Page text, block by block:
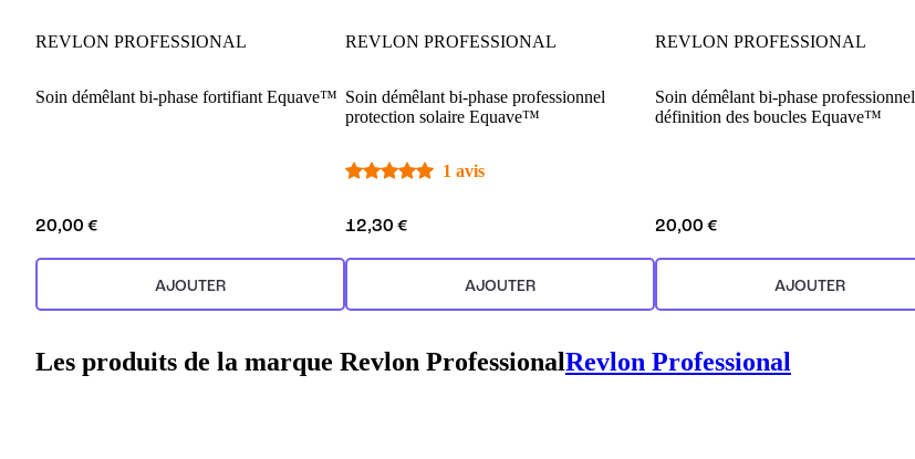
REVLON PROFESSIONAL
Soin démêlant bi-phase fortifiant Equave™
20,00 €
AJOUTER
REVLON PROFESSIONAL
Soin démêlant bi-phase professionnel
protection solaire Equave™
1 avis
12,30 €
AJOUTER
REVLON PROFESSIONAL
Soin démêlant bi-phase professionnel
définition des boucles Equave™
20,00 €
AJOUTER
Les produits de la marque Revlon ProfessionalRevlon Professional